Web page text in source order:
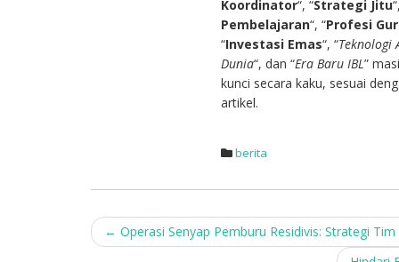
Koordinator“, “Strategi Jitu
Pembelajaran“, “Profesi
“Investasi Emas“, “Teknologi
Dunia“, dan “Era Baru IBL”
kunci secara kaku, sesuai
artikel.
berita
Post
← Operasi Senyap Pemburu Residivis: Strategi